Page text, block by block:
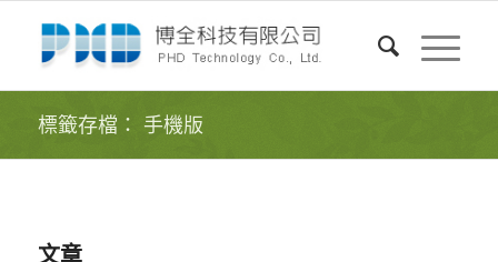
標籤存檔： 手機版
文章